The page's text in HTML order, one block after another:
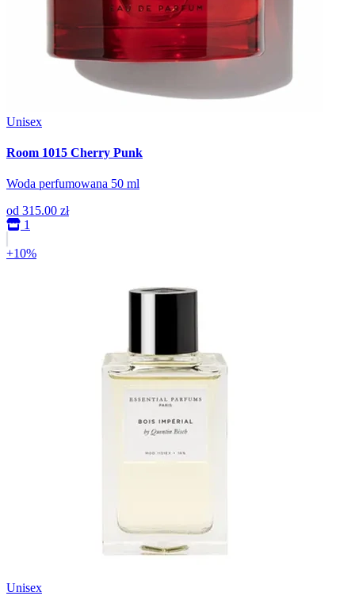
Unisex
Room 1015 Cherry Punk
Woda perfumowana 50 ml
od 315.00 zł
1
+10%
Unisex